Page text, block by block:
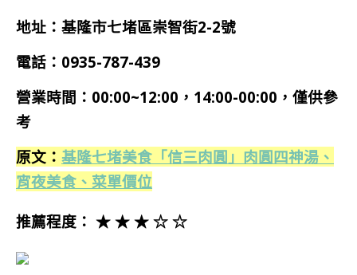
地址：基隆市七堵區崇智街2-2號
電話： 0935-787-439
營業時間：00:00~12:00，14:00-00:00，僅供參
考
原文： 基隆七堵美食「信三肉圓」肉圓四神湯、
宵夜美食、菜單價位
推薦程度： ★ ★ ★ ☆ ☆